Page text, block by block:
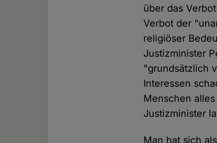
über das
Verbot der
religiöser
Justizminister
"grundsätzlich
Interessen
Menschen
Justizminister
Man hat sich